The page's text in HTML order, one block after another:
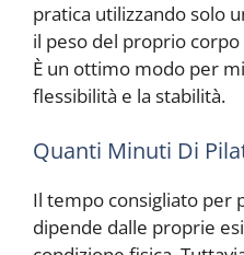
pratica utilizzando solo
il peso del proprio
È un ottimo modo per
flessibilità e la stabilità.
Quanti Minuti Di
Il tempo consigliato per
dipende dalle proprie